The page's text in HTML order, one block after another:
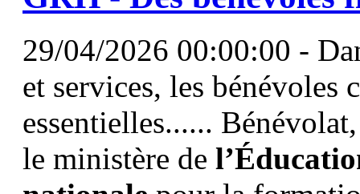
29/04/2026 00:00:00 -
et services, les bénévoles
essentielles......
le ministère de